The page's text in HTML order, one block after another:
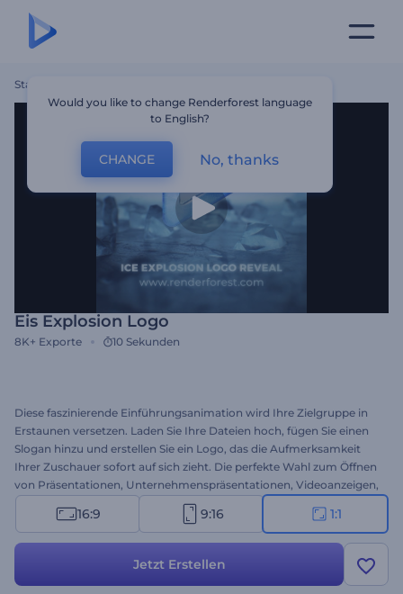
Startseite
Eis Explosion Logo
8K+ Exporte 10 Sekunden
Diese faszinierende Einführungsanimation wird Ihre Zielgruppe in
Erstaunen versetzen. Laden Sie Ihre Dateien hoch, fügen Sie einen
Slogan hinzu und erstellen Sie ein Logo, das die Aufmerksamkeit
Ihrer Zuschauer sofort auf sich zieht. Die perfekte Wahl zum Öffnen
von Präsentationen, Unternehmenspräsentationen, Videoanzeigen,
Channel Intros/Outros und mehr. Probieren Sie Eis Explosion Logo
jetzt aus!
16:9 9:16 1:1
Jetzt Erstellen
Would you like to change Renderforest language
to English?
CHANGE No, thanks